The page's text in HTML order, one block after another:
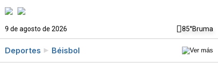
9 de agosto de 2026 85°Bruma
Deportes Béisbol